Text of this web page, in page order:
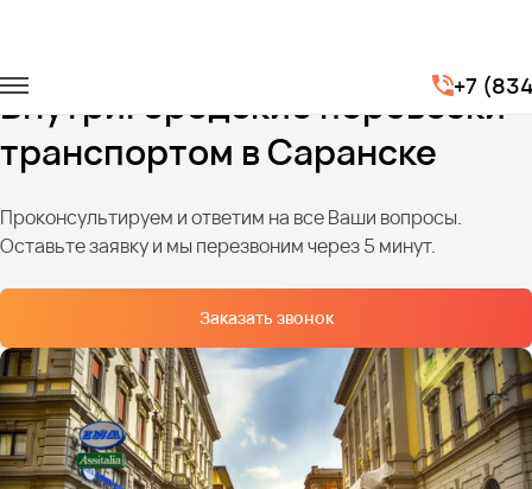
+7
Внутригородские перевозки
транспортом в Саранске
Проконсультируем и ответим на все Ваши вопросы.
Оставьте заявку и мы перезвоним через 5 минут.
Заказать звонок